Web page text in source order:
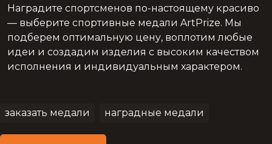
Наградите спортсменов по-настоящему красиво
— выберите спортивные медали ArtPrize. Мы
подберем оптимальную цену, воплотим любые
идеи и создадим изделия с высоким качеством
исполнения и индивидуальным характером.
заказать медали
наградные медали
медали литые
юбилейные медали